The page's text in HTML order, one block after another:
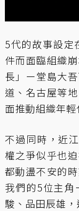
5代的故事設定
件而面臨組織
長」ー堂島大
道、名古屋等
面推動組織年輕
不過同時，近
權之爭似乎也
都動盪不安的
我們的5位主角
駿、品田辰雄